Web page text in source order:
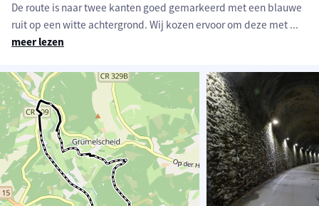
De route is naar twee kanten goed gemarkeerd met een blauwe
ruit op een witte achtergrond. Wij kozen ervoor om deze met ...
meer lezen